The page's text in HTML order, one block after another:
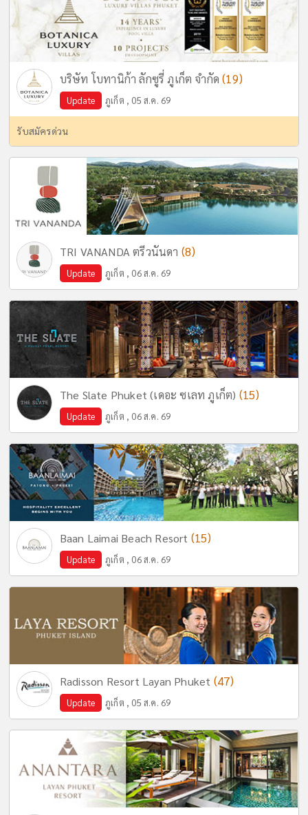
บริษัท โบทานิก้า ลักซูรี่ ภูเก็ต จำกัด(19)
Update ภูเก็ต , 05 ส.ค. 69
รับสมัครด่วน
TRI VANANDA ตรีวนันดา (8)
Update ภูเก็ต , 06 ส.ค. 69
The Slate Phuket (เดอะ ซเลท ภูเก็ต) (15)
Update ภูเก็ต , 06 ส.ค. 69
Baan Laimai Beach Resort (15)
Update ภูเก็ต , 06 ส.ค. 69
Radisson Resort Layan Phuket (47)
Update ภูเก็ต , 05 ส.ค. 69